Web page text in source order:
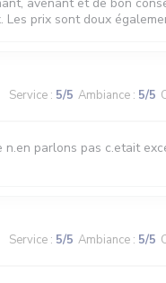
prix sont doux
Service: 5/5 Ambiance: 5/5
parlons pas c.etait
Service: 5/5 Ambiance: 5/5